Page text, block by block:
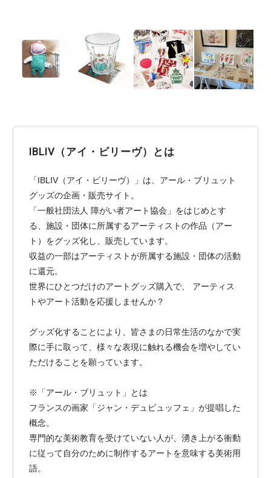
IBLIV（アイ・ビリーヴ）とは
「IBLIV（アイ・ビリーヴ）」は、アール・ブリュット
グッズの企画・販売サイト。
「一般社団法人 障がい者アート協会」をはじめとす
る、施設・団体に所属するアーティストの作品（アー
ト）をグッズ化し、販売しています。
収益の一部はアーティストが所属する施設・団体の活動
に還元。
世界にひとつだけのアートグッズ購入で、 アーティス
トやアート活動を応援しませんか？
グッズ化することにより、皆さまの日常生活のなかで実
際に手に取って、様々な表現に触れる機会を増やしてい
ただけることを願っています。
※「アール・ブリュット」とは
フランスの画家「ジャン・デュビュッフェ」が提唱した
概念。
専門的な美術教育を受けていない人が、湧き上がる衝動
に従って自分のために制作するアートを意味する美術用
語。